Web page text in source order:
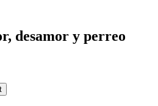
desamor y perreo